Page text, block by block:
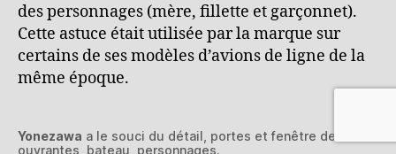
des personnages (mère, fillette et garçonnet).
Cette astuce était utilisée par la marque sur
certains de ses modèles d’avions de ligne de la
même époque.
Yonezawa a le souci du détail, portes et fenêtre de toit
ouvrantes, bateau, personnages.